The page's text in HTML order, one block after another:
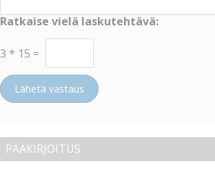
Ratkaise vielä laskutehtävä:
3 * 15 =
Lähetä vastaus
PÄÄKIRJOITUS